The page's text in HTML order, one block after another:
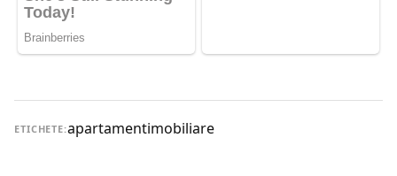
ETICHETE:apartamentimobiliare